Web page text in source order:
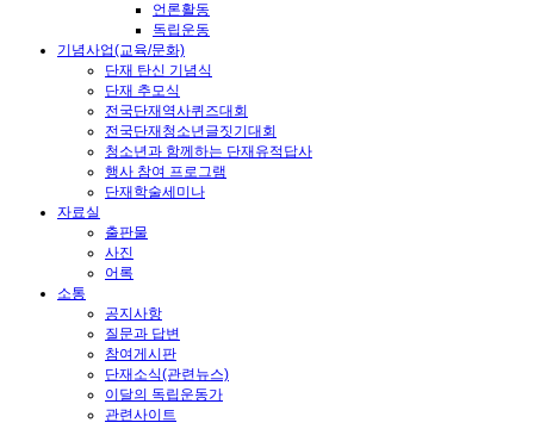
언론활동
독립운동
기념사업(교육/문화)
단재 탄신 기념식
단재 추모식
전국단재역사퀴즈대회
전국단재청소년글짓기대회
청소년과 함께하는 단재유적답사
행사 참여 프로그램
단재학술세미나
자료실
출판물
사진
어록
소통
공지사항
질문과 답변
참여게시판
단재소식(관련뉴스)
이달의 독립운동가
관련사이트